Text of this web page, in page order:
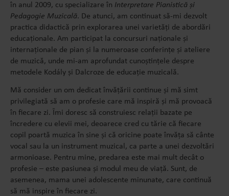
în anul 2009, cu specializare în Interpretare Pianistică și
Pedagogie Muzicală. De atunci, am continuat să-mi dezvolt
practica didactică prin explorarea unei varietăți de abordări
educaționale. Am participat la concursuri naționale și
internaționale de pian și la numeroase conferințe și ateliere
de muzică, unde mi-am aprofundat cunoștințele despre
metodele Kodály și Dalcroze de educație muzicală.
Mă consider un om dedicat învățării continue și mă simt
privilegiată să am o profesie care mă inspiră și mă provoacă
în fiecare zi. Îmi doresc să construiesc relații bazate pe
încredere cu elevii mei, deoarece cred cu tărie că fiecare
copil poartă muzica în sine și că oricine poate învăța să cânte
vocal sau la un instrument muzical, ca parte a unei dezvoltări
armonioase. Pentru mine, predarea este mai mult decât o
profesie – este pasiunea și modul meu de viață. Sunt, de
asemenea, mama unei adolescente minunate, care continuă
să mă inspire în fiecare zi.